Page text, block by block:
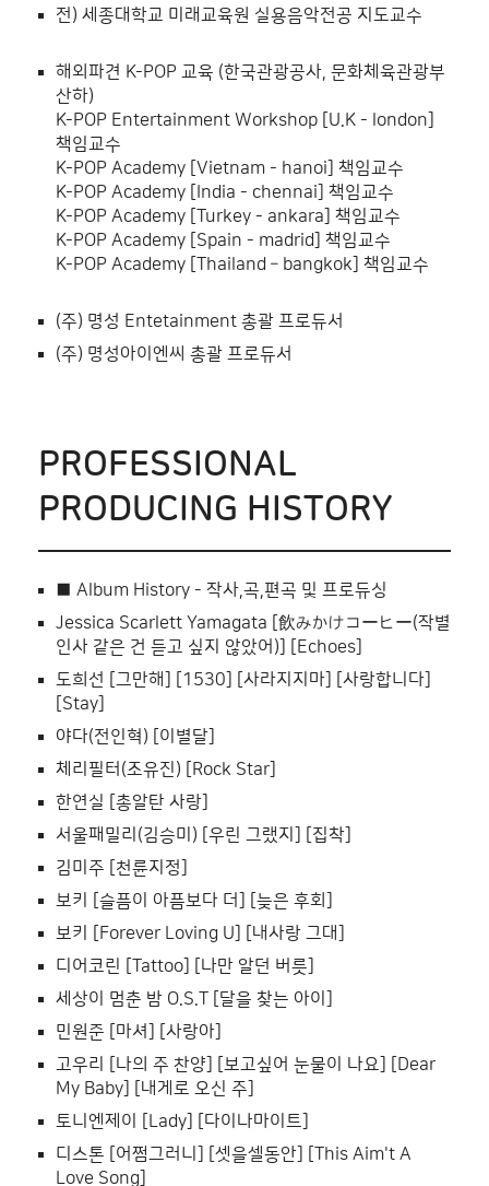
전) 세종대학교 미래교육원 실용음악전공 지도교수
해외파견 K-POP 교육 (한국관광공사, 문화체육관광부
산하)
K-POP Entertainment Workshop [U.K - london]
책임교수
K-POP Academy [Vietnam - hanoi] 책임교수
K-POP Academy [India - chennai] 책임교수
K-POP Academy [Turkey - ankara] 책임교수
K-POP Academy [Spain - madrid] 책임교수
K-POP Academy [Thailand – bangkok] 책임교수
(주) 명성 Entetainment 총괄 프로듀서
(주) 명성아이엔씨 총괄 프로듀서
PROFESSIONAL
PRODUCING HISTORY
■ Album History - 작사,곡,편곡 및 프로듀싱
Jessica Scarlett Yamagata [飲みかけコーヒー(작별
인사 같은 건 듣고 싶지 않았어)] [Echoes]
도희선 [그만해] [1530] [사라지지마] [사랑합니다]
[Stay]
야다(전인혁) [이별달]
체리필터(조유진) [Rock Star]
한연실 [총알탄 사랑]
서울패밀리(김승미) [우린 그랬지] [집착]
김미주 [천륜지정]
보키 [슬픔이 아픔보다 더] [늦은 후회]
보키 [Forever Loving U] [내사랑 그대]
디어코린 [Tattoo] [나만 알던 버릇]
세상이 멈춘 밤 O.S.T [달을 찾는 아이]
민원준 [마셔] [사랑아]
고우리 [나의 주 찬양] [보고싶어 눈물이 나요] [Dear
My Baby] [내게로 오신 주]
토니엔제이 [Lady] [다이나마이트]
디스톤 [어쩜그러니] [셋을셀동안] [This Aim't A
Love Song]